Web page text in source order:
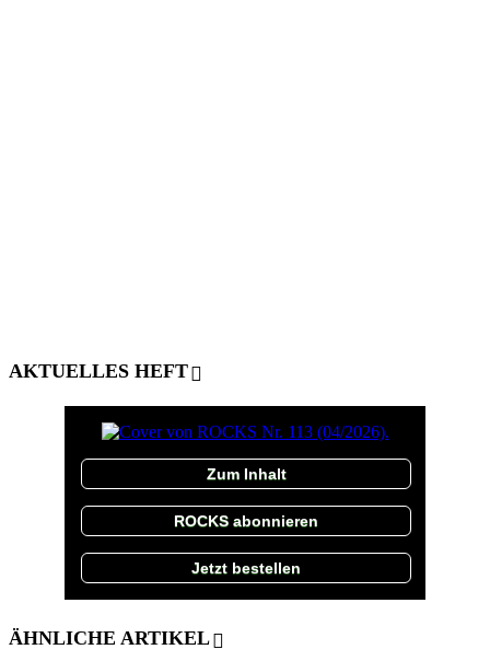
AKTUELLES HEFT
Zum Inhalt
ROCKS abonnieren
Jetzt bestellen
ÄHNLICHE ARTIKEL